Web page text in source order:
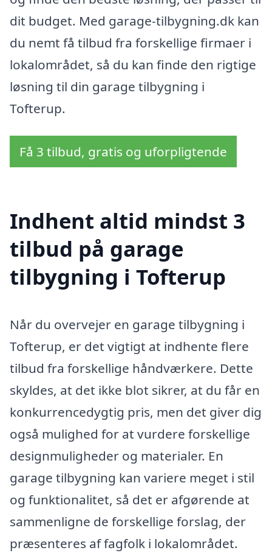
dit budget. Med garage-tilbygning.dk kan
du nemt få tilbud fra forskellige firmaer i
lokalområdet, så du kan finde den rigtige
løsning til din garage tilbygning i
Tofterup.
Få 3 tilbud, gratis og uforpligtende
Indhent altid mindst 3
tilbud på garage
tilbygning i Tofterup
Når du overvejer en garage tilbygning i
Tofterup, er det vigtigt at indhente flere
tilbud fra forskellige håndværkere. Dette
skyldes, at det ikke blot sikrer, at du får en
konkurrencedygtig pris, men det giver dig
også mulighed for at vurdere forskellige
designmuligheder og materialer. En
garage tilbygning kan variere meget i stil
og funktionalitet, så det er afgørende at
sammenligne de forskellige forslag, der
præsenteres af fagfolk i lokalområdet.